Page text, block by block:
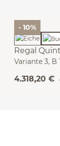
- 10%
Regal
Variante 3, B
4.318,20 €